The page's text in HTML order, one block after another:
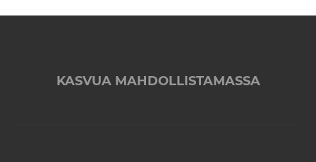
KASVUA MAHDOLLISTAMASSA